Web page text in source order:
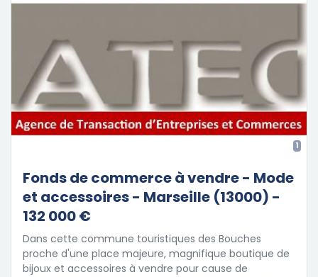
1
Fonds de commerce à vendre - Mode
et accessoires - Marseille (13000) -
132 000 €
Dans cette commune touristiques des Bouches
proche d'une place majeure, magnifique boutique de
bijoux et accessoires à vendre pour cause de